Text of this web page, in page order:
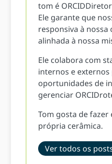
tom é
Ele garante que
responsiva à nossa
alinhada à nossa
Ele colabora com
internos e
oportunidades de
gerenciar
Tom gosta de fazer
própria cerâmica.
Ver todos os